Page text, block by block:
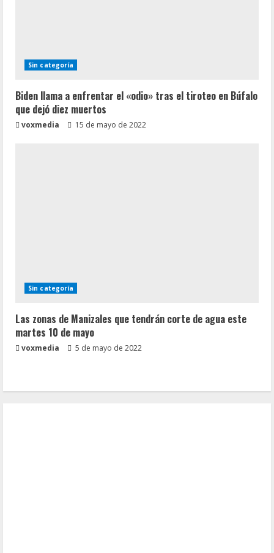
Sin categoría
Biden llama a enfrentar el «odio» tras el tiroteo en Búfalo
que dejó diez muertos
voxmedia 15 de mayo de 2022
Sin categoría
Las zonas de Manizales que tendrán corte de agua este
martes 10 de mayo
voxmedia 5 de mayo de 2022